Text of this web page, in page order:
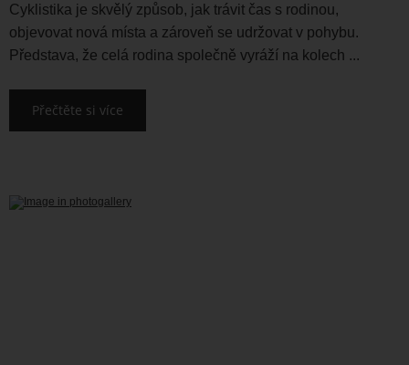
Cyklistika je skvělý způsob, jak trávit čas s rodinou,
objevovat nová místa a zároveň se udržovat v pohybu.
Představa, že celá rodina společně vyráží na kolech ...
Přečtěte si více